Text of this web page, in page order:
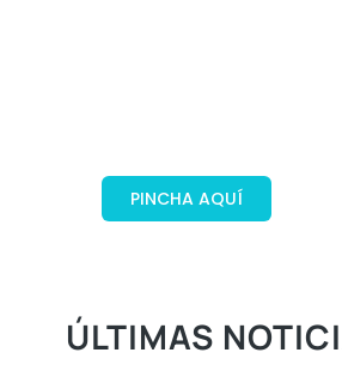
PINCHA AQUÍ
¡REBAJADO!
ÚLTIMAS